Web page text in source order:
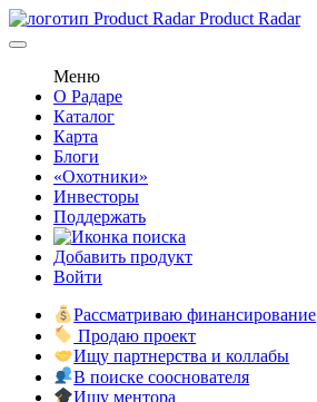
Product Radar
Меню
О Радаре
Каталог
Карта
Блоги
«Охотники»
Инвесторы
Поддержать
Добавить продукт
Войти
Рассматриваю финансирование
Продаю проект
Ищу партнерства и коллабы
В поиске сооснователя
Ищу ментора